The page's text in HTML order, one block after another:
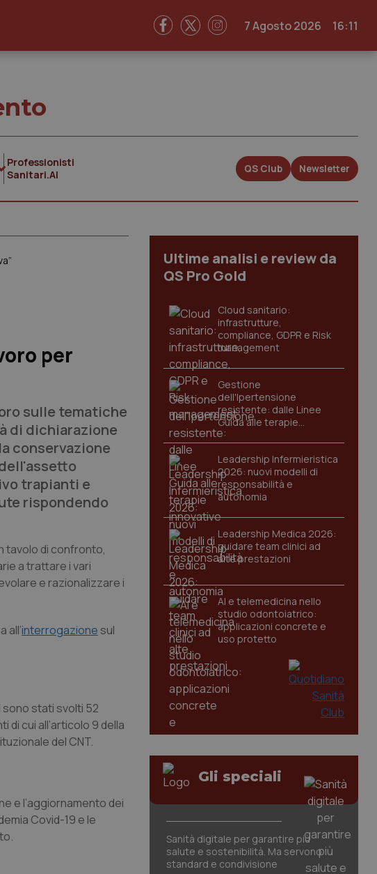
7 Agosto 2026 16:11
Professionisti
Sanitari.AI
QS Club Newsletter
per
sulle tematiche
di dichiarazione
conservazione
trapianti e
rispondendo
tavolo di confronto,
a trattare i vari
e razionalizzare i
all’interrogazione sul
sono stati svolti 52
cui all’articolo 9 della
del CNT.
e l’aggiornamento dei
Covid-19 e le
Ultime analisi e review da
QS Pro Gold
Cloud sanitario:
infrastrutture,
compliance, GDPR e Risk
management
Gestione
dell'Ipertensione
resistente: dalle Linee
Guida alle terapie
innovative
Leadership Infermieristica
2026: nuovi modelli di
responsabilità e
autonomia
Leadership Medica 2026:
guidare team clinici ad
alte prestazioni
AI e telemedicina nello
studio odontoiatrico:
applicazioni concrete e
uso protetto
Gli speciali
Sanità digitale per garantire più
salute e sostenibilità. Ma servono
standard e condivisione